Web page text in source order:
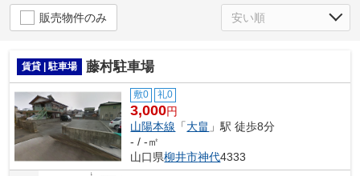
販売物件のみ
賃貸 | 駐車場 藤村駐車場
敷0 礼0
3,000円
山陽本線 「大畠 」駅 徒歩8分
- / -㎡
山口県柳井市神代4333